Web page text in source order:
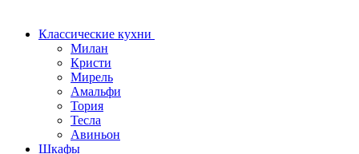
Классические кухни
Милан
Кристи
Мирель
Амальфи
Тория
Тесла
Авиньон
Шкафы